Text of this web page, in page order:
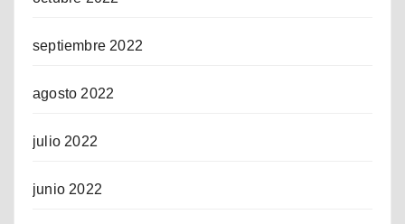
septiembre 2022
agosto 2022
julio 2022
junio 2022